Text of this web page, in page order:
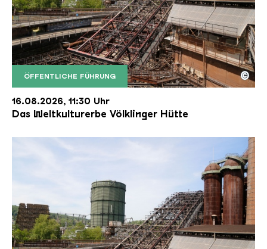
ÖFFENTLICHE FÜHRUNG
Der Erzschrägaufzug der Völklinger Hütte mit
Copyright: Weltkulturerbe Völklinger Hütte | Karl
©
16.08.2026, 11:30 Uhr
Das Weltkulturerbe Völklinger Hütte